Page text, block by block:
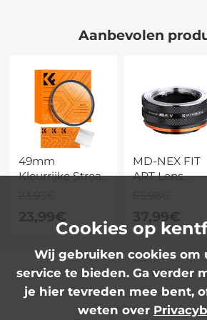
Aanbevolen
49mm
Kleurrijke Streak
Creatieve
Speciale
Effecten
Optische Glazen
Lens Filters
Nano-B Serie
MD-NEX FIT
ART Lens
Focus
Compatibele
Minolta (SR /
MD / MC) Serie
DSLR Lenzen
voor Sony E
Camera
Cookies op
Wij gebruiken cookies om
service te bieden. Ga verder
je hier tevreden mee bent,
weten over